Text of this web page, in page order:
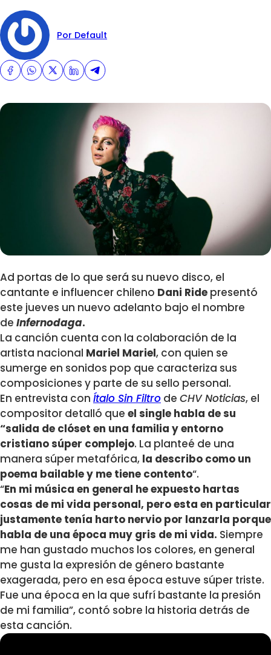
Por Default
Ad portas de lo que será su nuevo disco, el
cantante e influencer chileno Dani Ride presentó
este jueves un nuevo adelanto bajo el nombre
de Infernodaga.
La canción cuenta con la colaboración de la
artista nacional Mariel Mariel, con quien se
sumerge en sonidos pop que caracteriza sus
composiciones y parte de su sello personal.
En entrevista con Ítalo Sin Filtro de CHV Noticias, el
compositor detalló que el single habla de su
“salida de clóset en una familia y entorno
cristiano súper complejo. La planteé de una
manera súper metafórica, la describo como un
poema bailable y me tiene contento“.
“En mi música en general he expuesto hartas
cosas de mi vida personal, pero esta en particular
justamente tenía harto nervio por lanzarla porque
habla de una época muy gris de mi vida. Siempre
me han gustado muchos los colores, en general
me gusta la expresión de género bastante
exagerada, pero en esa época estuve súper triste.
Fue una época en la que sufrí bastante la presión
de mi familia”, contó sobre la historia detrás de
esta canción.